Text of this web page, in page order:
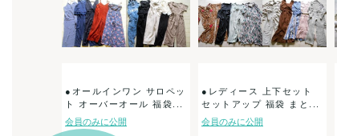
●オールインワン サロペッ
ト オーバーオール 福袋...
会員のみに公開
●レディース 上下セット
セットアップ 福袋 まと...
会員のみに公開